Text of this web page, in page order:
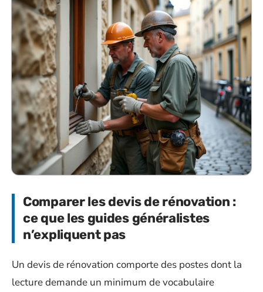
Comparer les devis de rénovation :
ce que les guides généralistes
n’expliquent pas
Un devis de rénovation comporte des postes dont la
lecture demande un minimum de vocabulaire